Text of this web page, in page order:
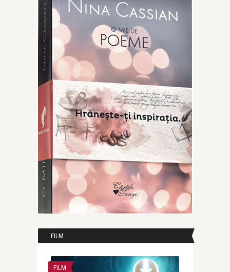
FILM
FILM